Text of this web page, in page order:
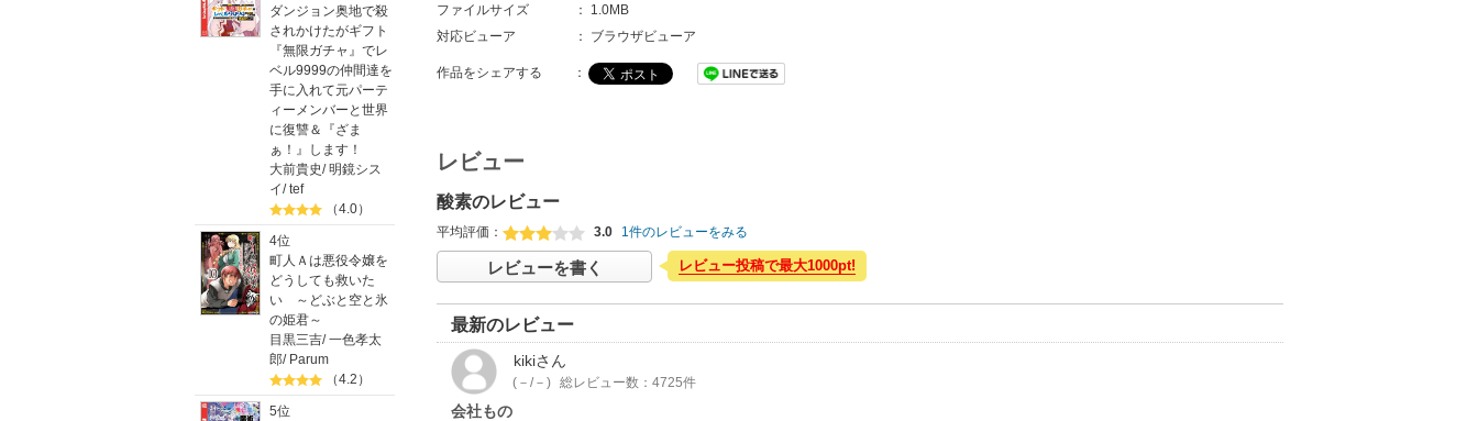
ダンジョン奥地で殺
されかけたがギフト
『無限ガチャ』でレ
ベル9999の仲間達を
手に入れて元パーテ
ィーメンバーと世界
に復讐＆『ざま
ぁ！』します！
大前貴史/明鏡シス
イ/tef
（4.0）
4位
町人Ａは悪役令嬢を
どうしても救いた
い ～どぶと空と氷
の姫君～
目黒三吉/一色孝太
郎/ Parum
（4.2）
5位
ファイルサイズ
：
1.0MB
対応ビューア
： ブラウザビューア
作品をシェアする ：
レビュー
酸素のレビュー
平均評価： 3.0 1件のレビューをみる
レビューを書く レビュー投稿で最大1000pt!
最新のレビュー
kikiさん
(－/－) 総レビュー数：4725件
会社もの